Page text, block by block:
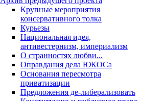
Крупные мероприятия
консервативного толка
Курьезы
Национальная идея,
антивестернизм, империализм
О странностях любви...
Оправдания дела ЮКОСа
Основания пересмотра
приватизации
Предложения де-либерализовать